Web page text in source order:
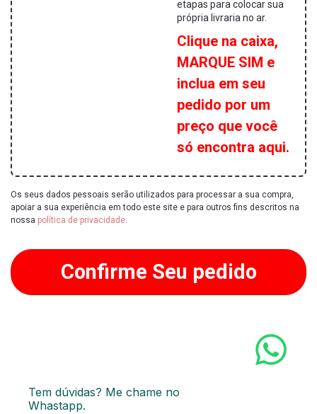
etapas para colocar sua
própria livraria no ar.
Clique na caixa,
MARQUE SIM e
inclua em seu
pedido por um
preço que você
só encontra aqui.
Os seus dados pessoais serão utilizados para processar a sua compra,
apoiar a sua experiência em todo este site e para outros fins descritos na
nossa política de privacidade
Confirme Seu pedido
Tem dúvidas? Me chame no
Whastapp.